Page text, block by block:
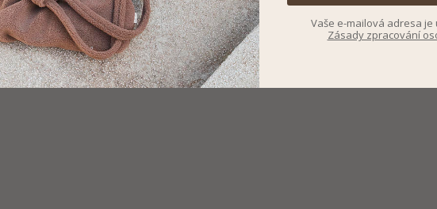
Vaše e-mailová adresa je
Zásady zpracování